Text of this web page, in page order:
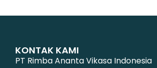
KONTAK KAMI
PT Rimba Ananta Vikasa Indonesia